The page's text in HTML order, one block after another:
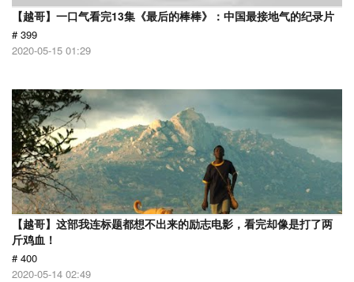
【越哥】一口气看完13集《最后的棒棒》：中国最接地气的纪录片
# 399
2020-05-15 01:29
【越哥】这部我连标题都想不出来的励志电影，看完却像是打了两
斤鸡血！
# 400
2020-05-14 02:49